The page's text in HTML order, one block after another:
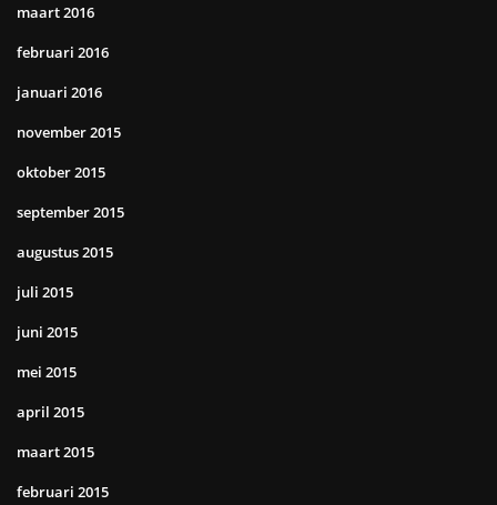
maart 2016
februari 2016
januari 2016
november 2015
oktober 2015
september 2015
augustus 2015
juli 2015
juni 2015
mei 2015
april 2015
maart 2015
februari 2015